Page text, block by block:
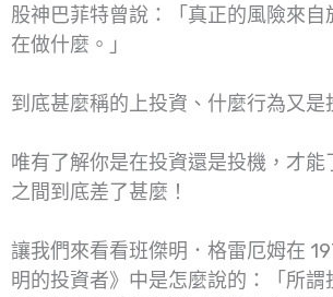
股神巴菲特曾說：「真正的風險來自
在做什麼。」
到底甚麼稱的上投資、什麼行為又是
唯有了解你是在投資還是投機，才能
之間到底差了甚麼！
讓我們來看看班傑明．格雷厄姆在
明的投資者》中是怎麼說的：「所謂